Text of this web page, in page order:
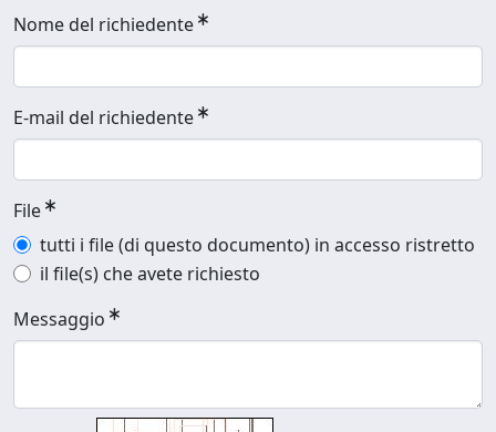
Nome del richiedente
E-mail del richiedente
File
tutti i file (di questo documento) in accesso ristretto
il file(s) che avete richiesto
Messaggio